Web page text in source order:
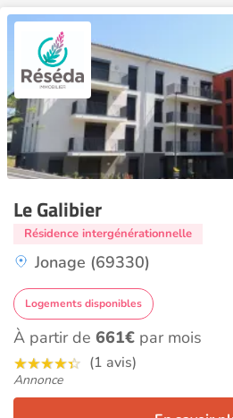
Le Galibier
Résidence intergénérationnelle
Jonage (69330)
Logements disponibles
À partir de 661€ par mois
(1 avis)
Annonce